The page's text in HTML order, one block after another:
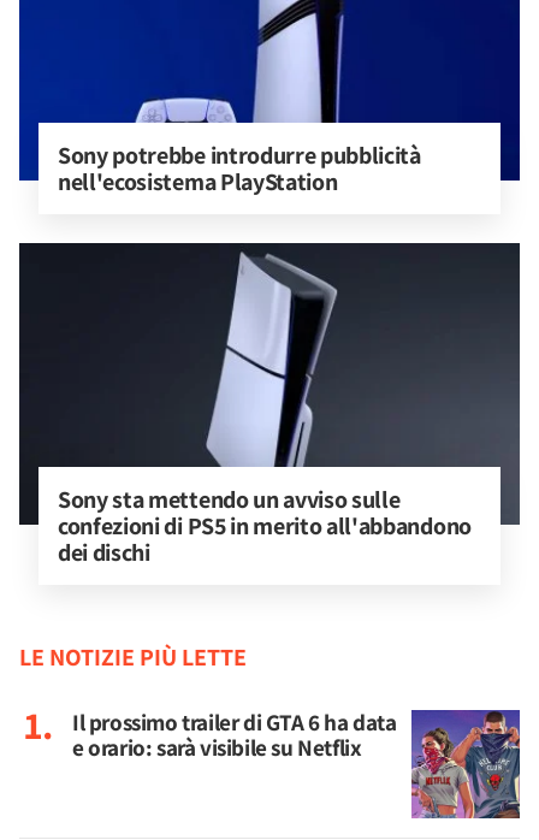
Sony potrebbe introdurre pubblicità
nell'ecosistema PlayStation
Sony sta mettendo un avviso sulle
confezioni di PS5 in merito all'abbandono
dei dischi
LE NOTIZIE PIÙ LETTE
Il prossimo trailer di GTA 6 ha data
e orario: sarà visibile su Netflix